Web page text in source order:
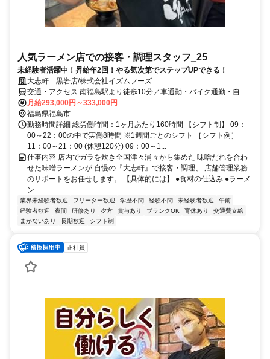
人気ラーメン店での接客・調理スタッフ_25
未経験者活躍中！昇給年2回！やる気次第でステップUPできる！
大志軒 黒岩店/株式会社イズムフーズ
交通・アクセス 南福島駅より徒歩10分／車通勤・バイク通勤・自転
車通勤OK!交通費支給
月給293,000円～333,000円
福島県福島市
勤務時間詳細 総労働時間：1ヶ月あたり160時間 【シフト制】 09：
00～22：00の中で実働8時間 ※1週間ごとのシフト ［シフト例］
11：00～21：00 (休憩120分) 09：00～1...
仕事内容 店内でガラを炊き全国津々浦々から集めた 味噌だれを合わ
せた味噌ラーメンが 自慢の『大志軒』で接客・調理、 店舗管理業務
のサポートをお任せします。 【具体的には】 ●食材の仕込み ●ラーメ
ン...
業界未経験者歓迎 フリーター歓迎 学歴不問 経験不問 未経験者歓迎
午前
経験者歓迎
夜間 研修あり 夕方 賞与あり ブランクOK 育休あり
交通費支給
まかないあり
長期歓迎 シフト制
正社員